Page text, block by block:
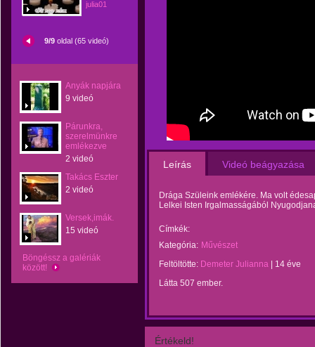
julia01
9/9 oldal (65 videó)
Anyák napjára
9 videó
Párunkra,
szerelmünkre
emlékezve
2 videó
Takács Eszter
2 videó
Versek,imák.
15 videó
Böngéssz a galériák
között!
Leírás Videó beágyazása
Drága Szüleink emlékére. Ma volt
Lelkei Isten Irgalmasságából
Címkék:
Kategória: Művészet
Feltöltötte: Demeter Julianna
14 éve
Látta 507 ember.
Értékeld!